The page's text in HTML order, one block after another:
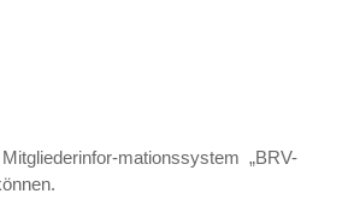
mationssystem „BRV-